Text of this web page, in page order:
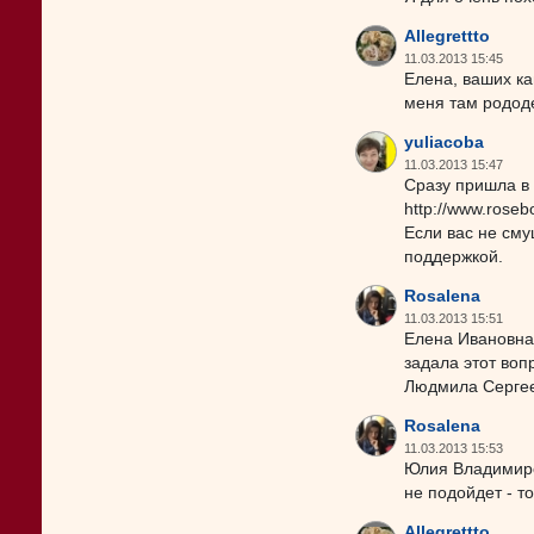
Allegrettto
11.03.2013 15:45
Елена, ваших
меня там
yuliacoba
11.03.2013 15:47
Сразу пришла в
http://
Если вас не
поддержкой.
Rosalena
11.03.2013 15:51
Елена
задала этот
Людмила
Rosalena
11.03.2013 15:53
Юлия
не подойдет -